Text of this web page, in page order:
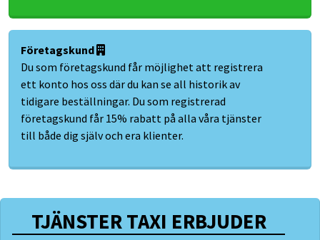
Företagskund
Du som företagskund får möjlighet att registrera
ett konto hos oss där du kan se all historik av
tidigare beställningar. Du som registrerad
företagskund får 15% rabatt på alla våra tjänster
till både dig själv och era klienter.
TJÄNSTER TAXI ERBJUDER